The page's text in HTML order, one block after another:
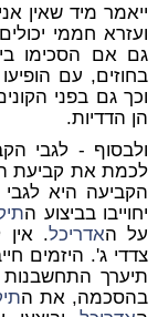
ייאמר מיד שאין
ועזרא חממי
גם אם הסכימו
בחוזים, עם
וכך גם בפני
הן הדדיות.
ולבסוף - לגבי
לכמת את קביעת
הקביעה היא לגבי
יחוייבו בביצוע ה
על האדריכל.
צדדי ג'. היזמים
תיערך התחשבנות
בהסכמה, את ה